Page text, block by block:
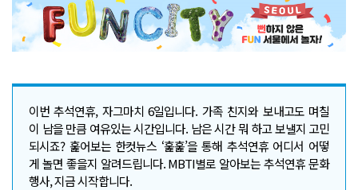
R
L
복
사
유
하
기
크
게
변
경
변
경
이번 추석연휴, 자그마치 6일입니다. 가족 친지와 보내고도 며칠
이 남을 만큼 여유있는 시간입니다. 남은 시간 뭐 하고 보낼지 고민
되시죠? 훑어보는 한컷뉴스 ‘훑훑’을 통해 추석연휴 어디서 어떻
게 놀면 좋을지 알려드립니다. MBTI별로 알아보는 추석연휴 문화
행사, 지금 시작합니다.